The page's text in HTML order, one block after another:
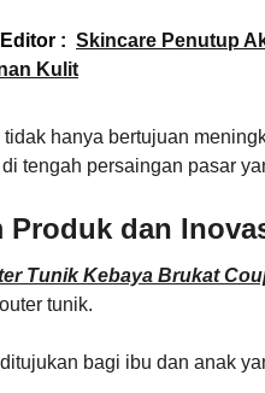
: Skincare Penutup
Kulit
tidak hanya bertujuan
tengah persaingan pasar
Produk dan
Tunik Kebaya Brukat
tunik.
bagi ibu dan anak